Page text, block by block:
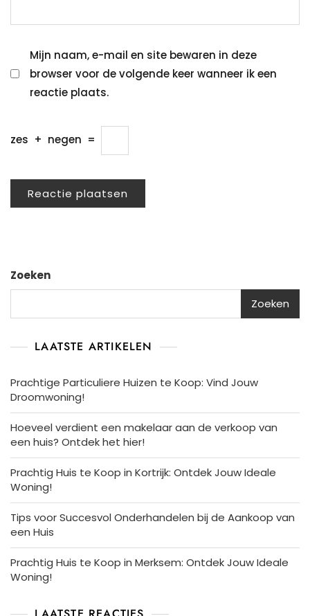
Mijn naam, e-mail en site bewaren in deze
browser voor de volgende keer wanneer ik een
reactie plaats.
zes + negen =
Zoeken
Zoeken
LAATSTE ARTIKELEN
Prachtige Particuliere Huizen te Koop: Vind Jouw
Droomwoning!
Hoeveel verdient een makelaar aan de verkoop van
een huis? Ontdek het hier!
Prachtig Huis te Koop in Kortrijk: Ontdek Jouw Ideale
Woning!
Tips voor Succesvol Onderhandelen bij de Aankoop van
een Huis
Prachtig Huis te Koop in Merksem: Ontdek Jouw Ideale
Woning!